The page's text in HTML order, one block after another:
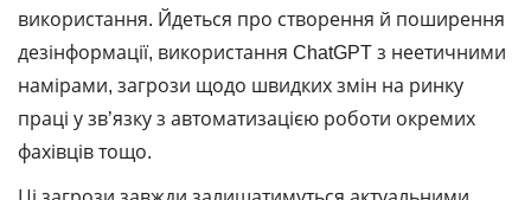
використання. Йдеться про створення й поширення
дезінформації, використання ChatGPT з неетичними
намірами, загрози щодо швидких змін на ринку
праці у зв’язку з автоматизацією роботи окремих
фахівців тощо.